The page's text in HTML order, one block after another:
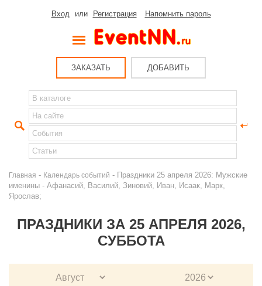
Вход или Регистрация Напомнить пароль
ЗАКАЗАТЬ ДОБАВИТЬ
Главная - Календарь событий - Праздники 25 апреля 2026: Мужские
именины - Афанасий, Василий, Зиновий, Иван, Исаак, Марк,
Ярослав;
ПРАЗДНИКИ ЗА 25 АПРЕЛЯ 2026,
СУББОТА